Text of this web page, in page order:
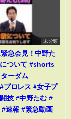
未分類
急会見！中野た
ついて #shorts
ーダム
プロレス #女子プ
技 #中野たむ #
#速報 #緊急動画